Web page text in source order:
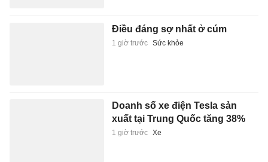
Điều đáng sợ nhất ở cúm
1 giờ trước Sức khỏe
Doanh số xe điện Tesla sản
xuất tại Trung Quốc tăng 38%
1 giờ trước Xe